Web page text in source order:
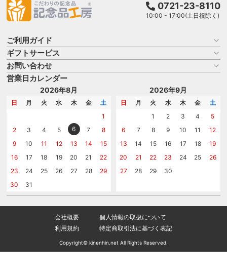
0721-23-8110
10:00 - 17:00(土日祝除く)
ご利用ガイド
お買い物ガイド
よくある質問
はじめての記念品選び
記念品工房の使い方
ギフトサービス
名入れについて
のし
メッセージカード
お問い合わせ
商品選びを相談する
名入れについて相談する
カタログを請求する
営業日カレンダー
2026年8月
日 月 火 水 木 金
土
1
2
3 4 5 6 7
8
9
10 11 12 13 14
15
16
17 18 19 20 21
22
23
24 25 26 27 28
29
30
31
2026年9月
日 月 火 水 木 金
土
1
2 3 4
5
6
7 8 9 10 11
12
13
14 15 16 17 18
19
20
21 22 23 24 25
26
27
28 29 30
会社概要
個人情報の取扱について
利用規約
特定商取引法に基づく表記
Copyright© kinenhin.net All Rights Reserved.